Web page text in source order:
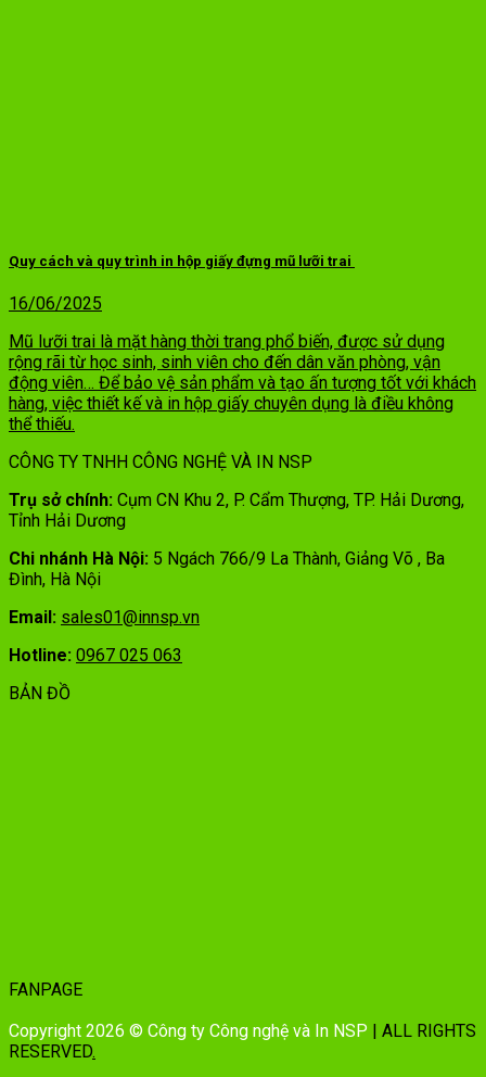
Quy cách và quy trình in hộp giấy đựng mũ lưỡi trai
16/06/2025
Mũ lưỡi trai là mặt hàng thời trang phổ biến, được sử dụng
rộng rãi từ học sinh, sinh viên cho đến dân văn phòng, vận
động viên… Để bảo vệ sản phẩm và tạo ấn tượng tốt với khách
hàng, việc thiết kế và in hộp giấy chuyên dụng là điều không
thể thiếu.
CÔNG TY TNHH CÔNG NGHỆ VÀ IN NSP
Trụ sở chính: Cụm CN Khu 2, P. Cẩm Thượng, TP. Hải Dương,
Tỉnh Hải Dương
Chi nhánh Hà Nội: 5 Ngách 766/9 La Thành, Giảng Võ , Ba
Đình, Hà Nội
Email: sales01@innsp.vn
Hotline: 0967 025 063
BẢN ĐỒ
FANPAGE
Copyright 2026 © Công ty Công nghệ và In NSP | ALL RIGHTS
RESERVED.